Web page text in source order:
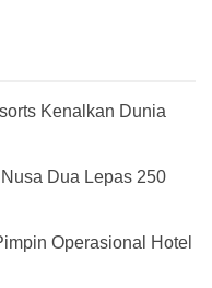
Kenalkan Dunia
Dua Lepas 250
Operasional Hotel